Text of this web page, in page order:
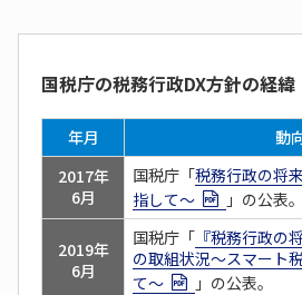
国税庁の税務行政DX方針の経緯
年月
動
2017年
6月
国税庁「税務行政の将
指して～
」の公表。
2019年
6月
国税庁「 『税務行政の
の取組状況～スマート
て～
」の公表。